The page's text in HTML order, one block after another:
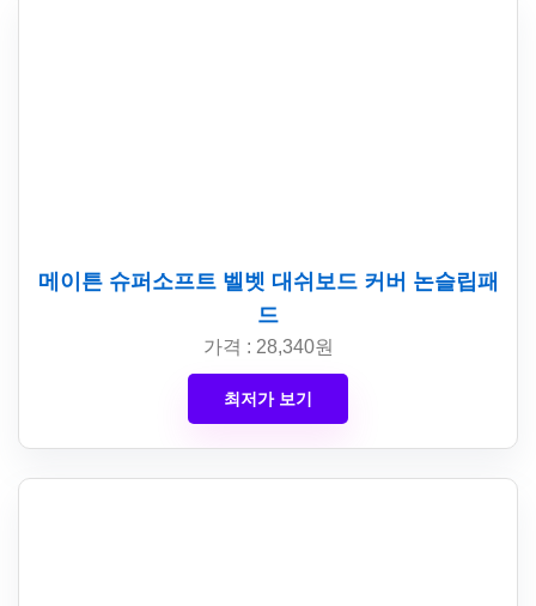
메이튼 슈퍼소프트 벨벳 대쉬보드 커버 논슬립패
드
가격 : 28,340원
최저가 보기